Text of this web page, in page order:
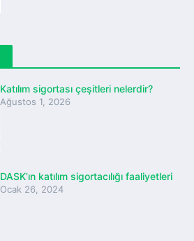
Katılım sigortası çeşitleri nelerdir?
Ağustos 1, 2026
DASK’ın katılım sigortacılığı faaliyetleri
Ocak 26, 2024